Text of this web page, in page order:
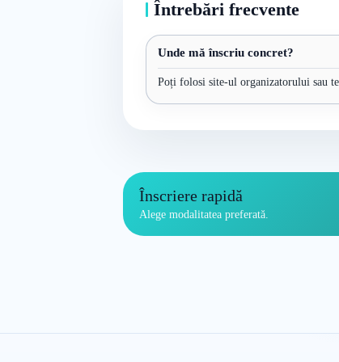
Întrebări frecvente
Unde mă înscriu concret?
Poți folosi site-ul organizatorului sau
Înscriere rapidă
Alege modalitatea preferată.